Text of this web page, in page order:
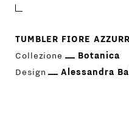
TUMBLER FIORE
Collezione
Botanica
Design
Alessandra